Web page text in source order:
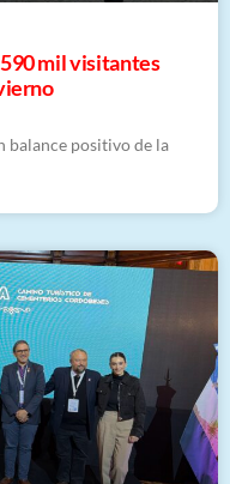
mil visitantes
balance positivo de la